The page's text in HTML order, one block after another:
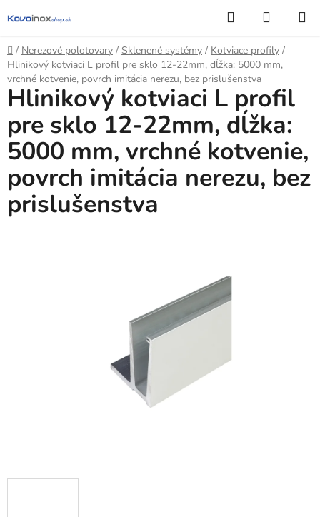
na
obsah
Hľadať
KOŠÍK
Domov
/ Nerezové polotovary / Sklenené systémy / Kotviace profily /
Hlinikový kotviaci L profil pre sklo 12-22mm, dĺžka: 5000 mm,
vrchné kotvenie, povrch imitácia nerezu, bez prislušenstva
Hlinikový kotviaci L profil
pre sklo 12-22mm, dĺžka:
5000 mm, vrchné kotvenie,
povrch imitácia nerezu, bez
prislušenstva